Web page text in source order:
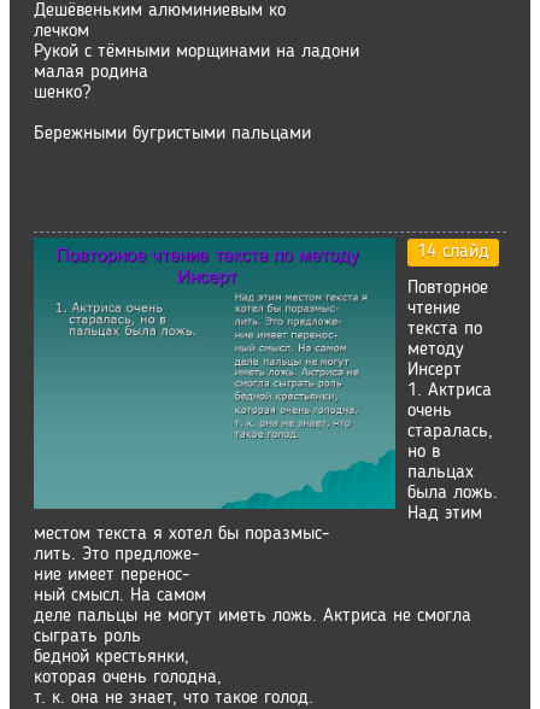
Дешёвеньким алюминиевым ко
лечком
Рукой с тёмными морщинами на ладони
малая родина
шенко?
Бережными бугристыми пальцами
14 слайд
Повторное
чтение
текста по
методу
Инсерт
1. Актриса
очень
старалась,
но в
пальцах
была ложь.
Над этим
местом текста я хотел бы поразмыс-
лить. Это предложе-
ние имеет перенос-
ный смысл. На самом
деле пальцы не могут иметь ложь. Актриса не смогла
сыграть роль
бедной крестьянки,
которая очень голодна,
т. к. она не знает, что такое голод.